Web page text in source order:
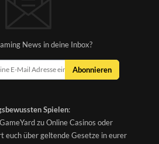
News in deine Inbox?
Abonnieren
Spielen:
zu Online Casinos oder
über geltende Gesetze in eurer